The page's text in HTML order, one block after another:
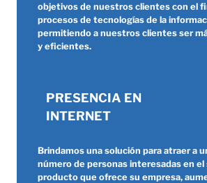
objetivos de nuestros clientes con el
procesos de tecnologías de la
permitiendo a nuestros clientes ser
y eficientes.
PRESENCIA EN
INTERNET
Brindamos una solución para atraer a
número de personas interesadas en el
producto que ofrece su empresa,